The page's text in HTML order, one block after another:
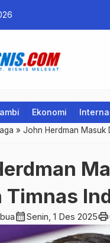
Ekonomi
» John Herdman Masuk
Timnas
calendar_monthSenin, 1 Des 2025print